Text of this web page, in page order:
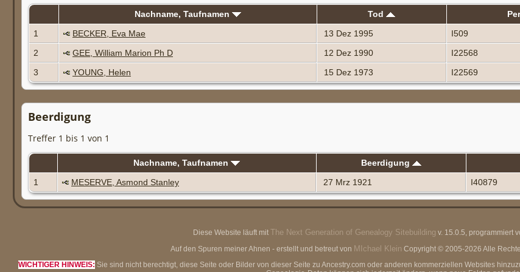
Nachname, Taufnamen Tod
1
BECKER, Eva Mae 13 Dez 1995 I509
2
GEE, William Marion Ph D 12 Dez 1990 I22568
3
YOUNG, Helen 15 Dez 1973 I22569
Beerdigung
Treffer 1 bis 1 von 1
Nachname, Taufnamen Beerdigung
1
MESERVE, Asmond Stanley 27 Mrz 1921 I40879
Diese Website läuft mit The Next Generation of Genealogy Sitebuilding v. 15.0.5, programmiert
Auf den Spuren meiner Ahnen - erstellt und betreut von MIchael Klein Copyright © 2005-2026 Alle
WICHTIGER HINWEIS: Sie sind nicht berechtigt, diese Seite oder Bilder von dieser Seite zu Ancestry.com oder anderen kommerziellen Websites